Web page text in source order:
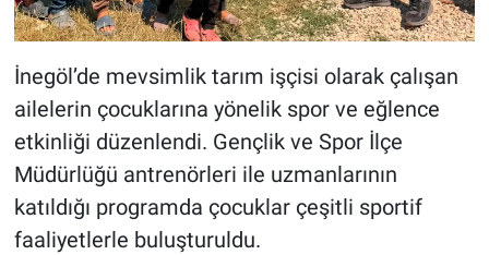
İnegöl’de mevsimlik tarım işçisi olarak çalışan
ailelerin çocuklarına yönelik spor ve eğlence
etkinliği düzenlendi. Gençlik ve Spor İlçe
Müdürlüğü antrenörleri ile uzmanlarının
katıldığı programda çocuklar çeşitli sportif
faaliyetlerle buluşturuldu.